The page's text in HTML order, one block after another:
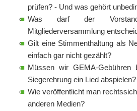
prüfen? - Und was gehört
Was darf der
Mitgliederversammlung
Gilt eine Stimmenthaltung als
einfach gar nicht gezählt?
Müssen wir GEMA-Gebühren
Siegerehrung ein Lied abspielen?
Wie veröffentlicht man
anderen Medien?